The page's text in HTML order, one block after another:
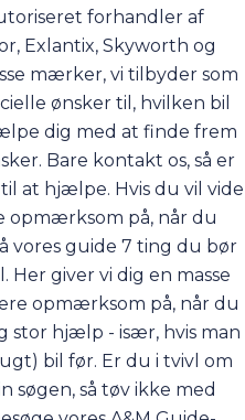
forhandler af
Exlantix, Skyworth og
mærker, vi tilbyder som
ønsker til, hvilken bil
dig med at finde frem
Bare kontakt os, så er
at hjælpe. Hvis du vil vide
opmærksom på, når du
vores guide 7 ting du bør
. Her giver vi dig en masse
opmærksom på, når du
stor hjælp - især, hvis man
bil før. Er du i tvivl om
søgen, så tøv ikke med